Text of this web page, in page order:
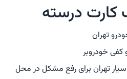
کارت درسته
تهران
کفی خودروبر
تهران برای رفع مشکل در محل